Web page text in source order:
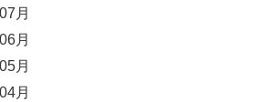
月
月
月
月